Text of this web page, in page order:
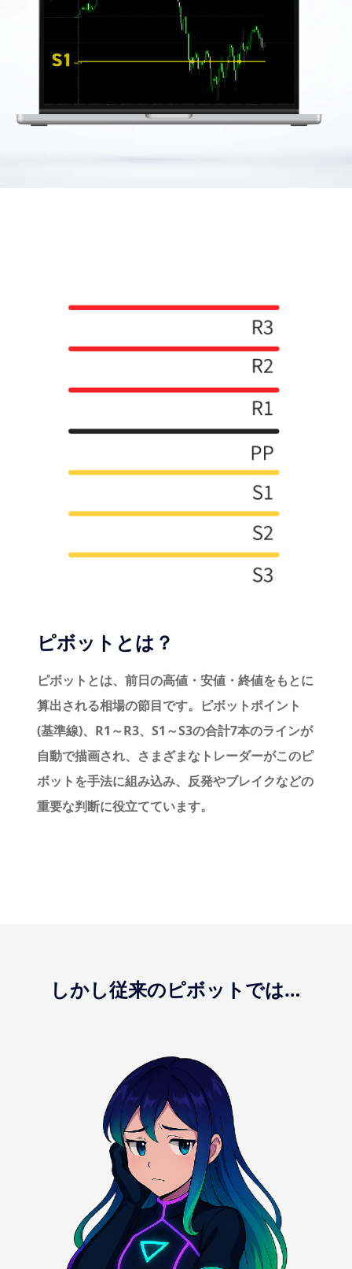
ピボットとは？
ピボットとは、前日の高値・安値・終値をもとに
算出される相場の節目です。ピボットポイント
(基準線)、R1～R3、S1～S3の合計7本のラインが
自動で描画され、さまざまなトレーダーがこのピ
ボットを手法に組み込み、反発やブレイクなどの
重要な判断に役立てています。
しかし従来のピボットでは…